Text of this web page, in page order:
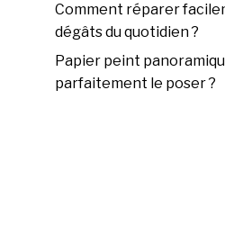
Comment réparer
dégâts du quotidien ?
Papier peint
parfaitement le poser ?